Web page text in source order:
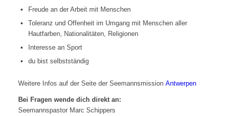
Freude an der Arbeit mit Menschen
Toleranz und Offenheit im Umgang mit Menschen aller
Hautfarben, Nationalitäten, Religionen
Interesse an Sport
du bist selbstständig
Weitere Infos auf der Seite der Seemannsmission Antwerpen
Bei Fragen wende dich direkt an:
Seemannspastor Marc Schippers